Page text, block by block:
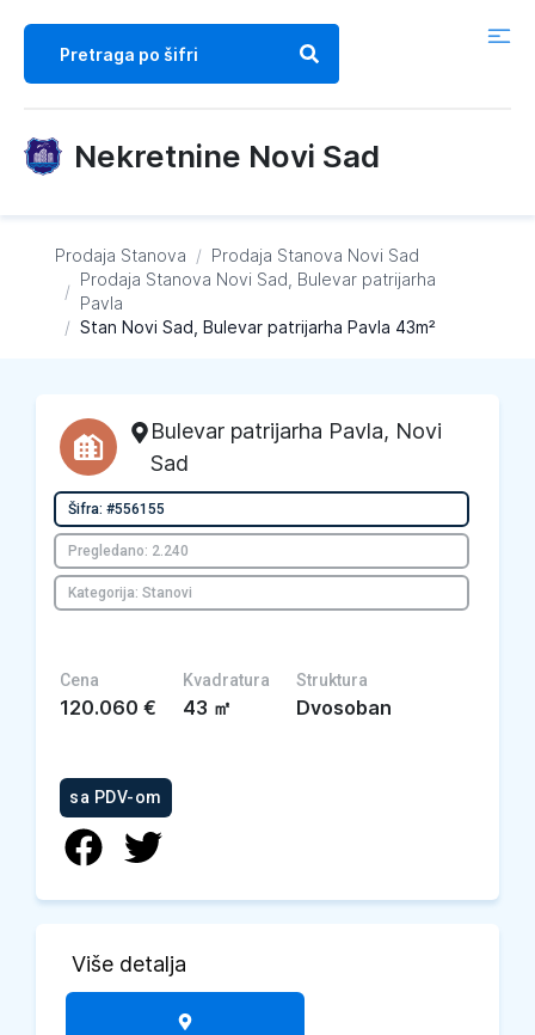
Nekretnine Novi Sad
Prodaja Stanova / Prodaja Stanova Novi Sad
/
Prodaja Stanova Novi Sad, Bulevar patrijarha
Pavla
/ Stan Novi Sad, Bulevar patrijarha Pavla 43m²
Bulevar patrijarha Pavla, Novi
Sad
Šifra: #556155
Pregledano: 2.240
Kategorija: Stanovi
Cena
120.060 €
Kvadratura
43 ㎡
Struktura
Dvosoban
sa PDV-om
Više detalja